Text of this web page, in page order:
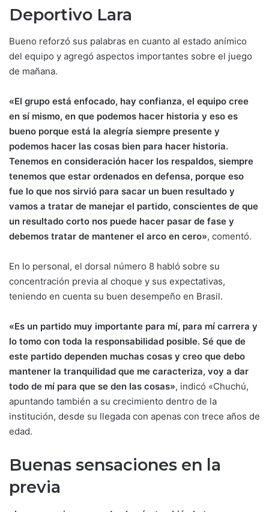
Deportivo Lara
Bueno reforzó sus palabras en cuanto al estado anímico
del equipo y agregó aspectos importantes sobre el juego
de mañana.
«El grupo está enfocado, hay confianza, el equipo cree
en sí mismo, en que podemos hacer historia y eso es
bueno porque está la alegría siempre presente y
podemos hacer las cosas bien para hacer historia.
Tenemos en consideración hacer los respaldos, siempre
tenemos que estar ordenados en defensa, porque eso
fue lo que nos sirvió para sacar un buen resultado y
vamos a tratar de manejar el partido, conscientes de que
un resultado corto nos puede hacer pasar de fase y
debemos tratar de mantener el arco en cero», comentó.
En lo personal, el dorsal número 8 habló sobre su
concentración previa al choque y sus expectativas,
teniendo en cuenta su buen desempeño en Brasil.
«Es un partido muy importante para mí, para mí carrera y
lo tomo con toda la responsabilidad posible. Sé que de
este partido dependen muchas cosas y creo que debo
mantener la tranquilidad que me caracteriza, voy a dar
todo de mí para que se den las cosas», indicó «Chuchú,
apuntando también a su crecimiento dentro de la
institución, desde su llegada con apenas con trece años de
edad.
Buenas sensaciones en la
previa